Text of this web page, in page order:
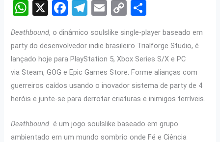
W
at
s
A
p
p
X
F
ce
b
o
o
k
T
e
gr
a
m
E
ail
C
py
Li
n
k
ar
e
Deathbound, o dinâmico soulslike single-player baseado em
party do desenvolvedor indie brasileiro Trialforge Studio, é
lançado hoje para PlayStation 5, Xbox Series S/X e PC
via Steam, GOG e Epic Games Store. Forme alianças com
guerreiros caídos usando o inovador sistema de party de 4
heróis e junte-se para derrotar criaturas e inimigos terríveis.
Deathbound é um jogo soulslike baseado em grupo
ambientado em um mundo sombrio onde Fé e Ciência